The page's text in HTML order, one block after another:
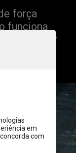
força
funciona
pode usar